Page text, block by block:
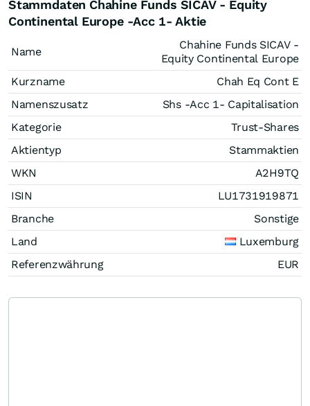
Stammdaten Chahine Funds SICAV - Equity
Continental Europe -Acc 1- Aktie
Name
Chahine Funds SICAV -
Equity Continental Europe
Kurzname
Chah Eq Cont E
Namenszusatz
Shs -Acc 1- Capitalisation
Kategorie
Trust-Shares
Aktientyp
Stammaktien
WKN
A2H9TQ
ISIN
LU1731919871
Branche
Sonstige
Land
Luxemburg
Referenzwährung
EUR